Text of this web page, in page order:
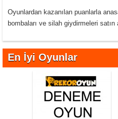
Oyunlardan kazanılan puanlarla
bombaları ve silah giydirmeleri satın
En İyi Oyunlar